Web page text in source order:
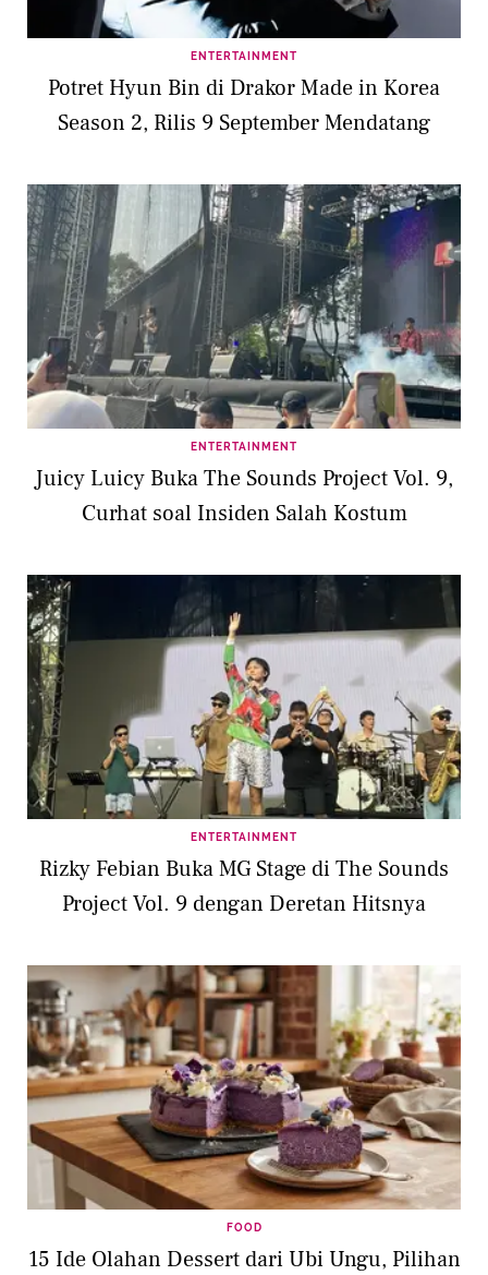
ENTERTAINMENT
Potret Hyun Bin di Drakor Made in Korea
Season 2, Rilis 9 September Mendatang
ENTERTAINMENT
Juicy Luicy Buka The Sounds Project Vol. 9,
Curhat soal Insiden Salah Kostum
ENTERTAINMENT
Rizky Febian Buka MG Stage di The Sounds
Project Vol. 9 dengan Deretan Hitsnya
FOOD
15 Ide Olahan Dessert dari Ubi Ungu, Pilihan